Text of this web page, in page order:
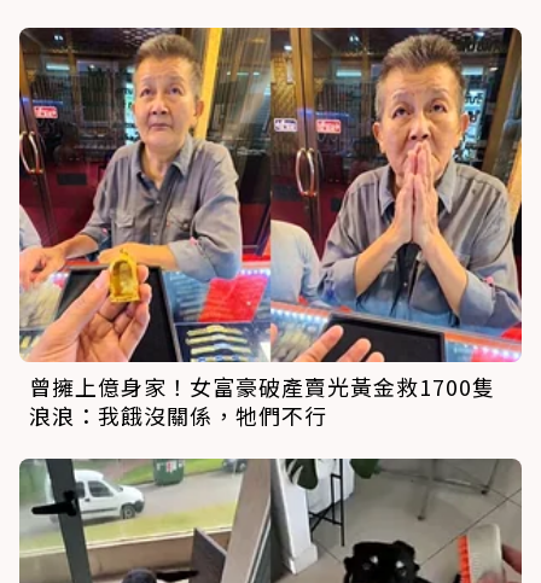
曾擁上億身家！女富豪破產賣光黃金救1700隻
浪浪：我餓沒關係，牠們不行